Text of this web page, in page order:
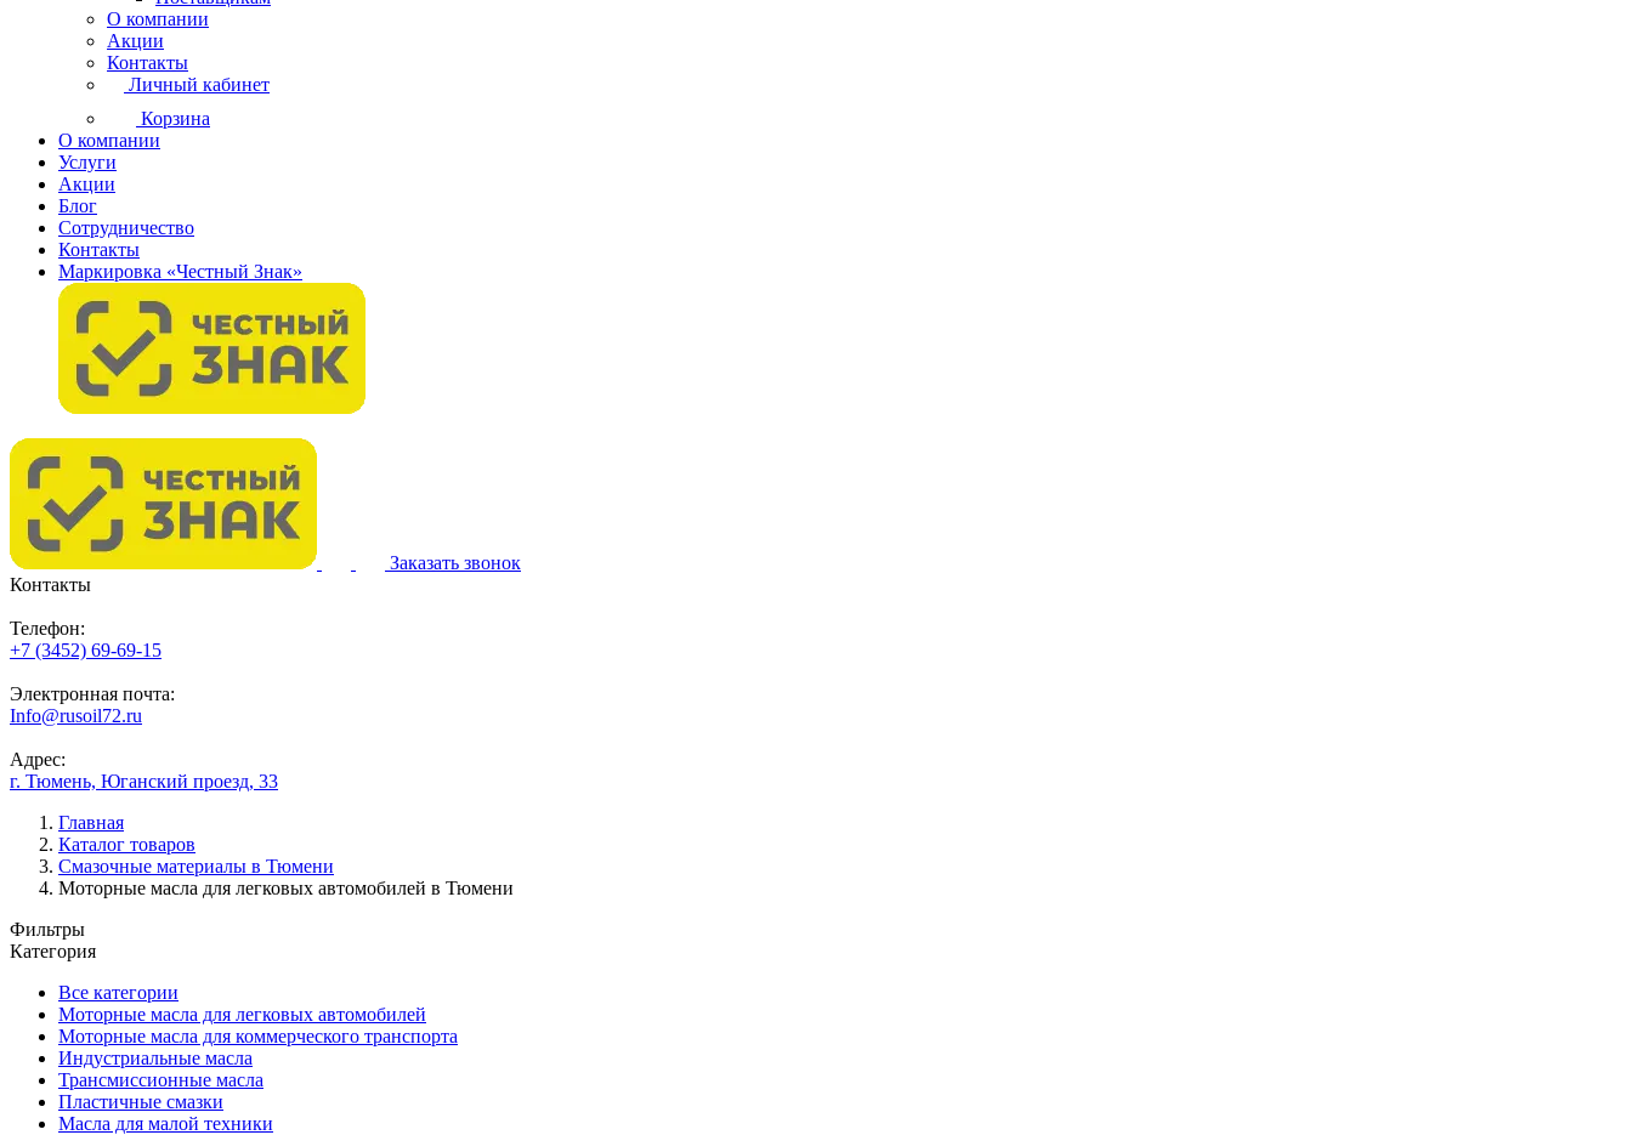
О компании
Акции
Контакты
Личный кабинет
Корзина
О компании
Услуги
Акции
Блог
Сотрудничество
Контакты
Маркировка «Честный Знак»
Заказать звонок
Контакты
Телефон:
+7 (3452) 69-69-15
Электронная почта:
Info@rusoil72.ru
Адрес:
г. Тюмень, Юганский проезд, 33
Главная
Каталог товаров
Смазочные материалы в Тюмени
Моторные масла для легковых автомобилей в Тюмени
Фильтры
Категория
Все категории
Моторные масла для легковых автомобилей
Моторные масла для коммерческого транспорта
Индустриальные масла
Трансмиссионные масла
Пластичные смазки
Масла для малой техники